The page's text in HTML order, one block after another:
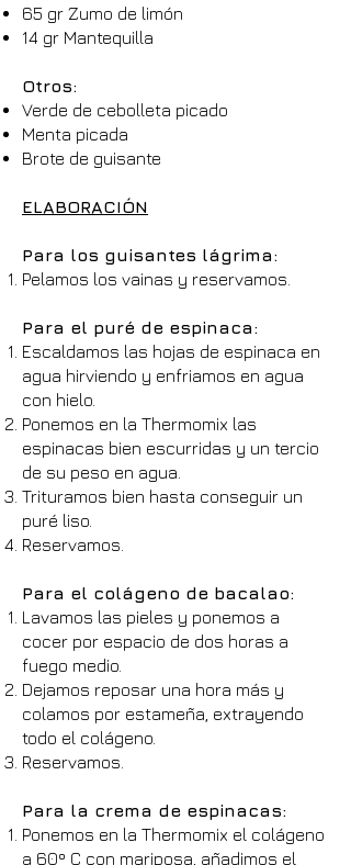
65 gr Zumo de limón
14 gr Mantequilla
Otros:
Verde de cebolleta picado
Menta picada
Brote de guisante
ELABORACIÓN
Para los guisantes lágrima:
Pelamos los vainas y reservamos.​
Para el puré de espinaca:
Escaldamos las hojas de espinaca en
agua hirviendo y enfriamos en agua
con hielo.
Ponemos en la Thermomix las
espinacas bien escurridas y un tercio
de su peso en agua.
Trituramos bien hasta conseguir un
puré liso.
Reservamos.
Para el colágeno de bacalao:
Lavamos las pieles y ponemos a
cocer por espacio de dos horas a
fuego medio.
Dejamos reposar una hora más y
colamos por estameña, extrayendo
todo el colágeno.
Reservamos.
Para la crema de espinacas:
Ponemos en la Thermomix el colágeno
a 60º C con mariposa, añadimos el